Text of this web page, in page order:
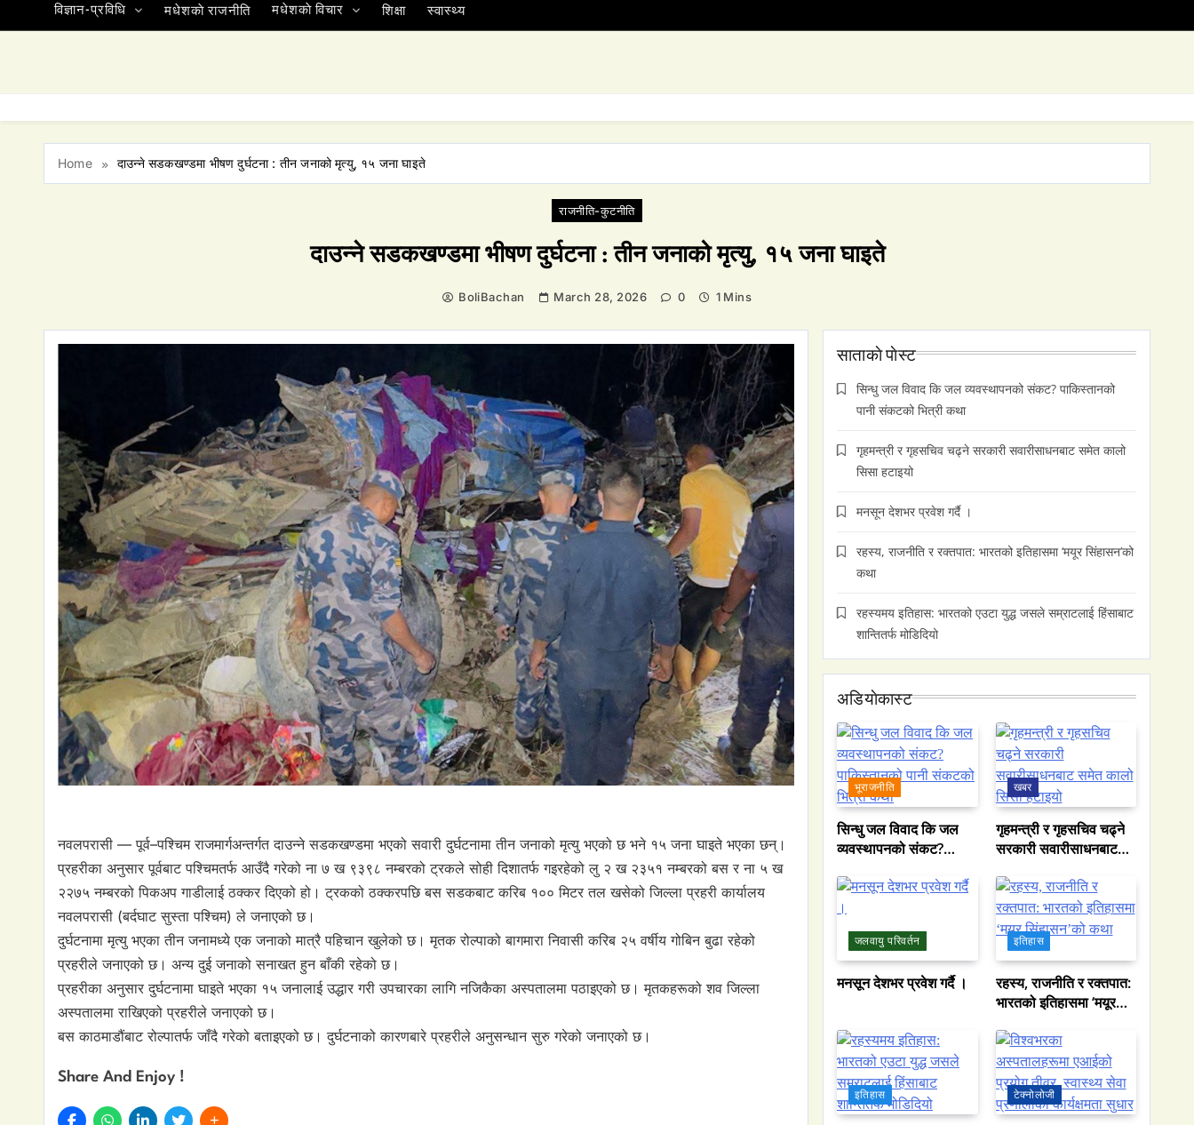
विज्ञान-प्रविधि
मधेशकाे राजनीति मधेशकाे विचार शिक्षा स्वास्थ्य
Home दाउन्ने सडकखण्डमा भीषण दुर्घटना : तीन जनाको मृत्यु, १५ जना घाइते
राजनीति-कुटनीति
दाउन्ने सडकखण्डमा भीषण दुर्घटना : तीन जनाको मृत्यु, १५ जना घाइते
BoliBachan March 28, 2026 0 1 Mins
नवलपरासी — पूर्व–पश्चिम राजमार्गअन्तर्गत दाउन्ने सडकखण्डमा भएको सवारी दुर्घटनामा तीन जनाको मृत्यु भएको छ भने १५ जना घाइते भएका छन्।
प्रहरीका अनुसार पूर्वबाट पश्चिमतर्फ आउँदै गरेको ना ७ ख ९३९८ नम्बरको ट्रकले सोही दिशातर्फ गइरहेको लु २ ख २३५१ नम्बरको बस र ना ५ ख
२२७५ नम्बरको पिकअप गाडीलाई ठक्कर दिएको हो। ट्रकको ठक्करपछि बस सडकबाट करिब १०० मिटर तल खसेको जिल्ला प्रहरी कार्यालय
नवलपरासी (बर्दघाट सुस्ता पश्चिम) ले जनाएको छ।
दुर्घटनामा मृत्यु भएका तीन जनामध्ये एक जनाको मात्रै पहिचान खुलेको छ। मृतक रोल्पाको बागमारा निवासी करिब २५ वर्षीय गोबिन बुढा रहेको
प्रहरीले जनाएको छ। अन्य दुई जनाको सनाखत हुन बाँकी रहेको छ।
प्रहरीका अनुसार दुर्घटनामा घाइते भएका १५ जनालाई उद्धार गरी उपचारका लागि नजिकैका अस्पतालमा पठाइएको छ। मृतकहरूको शव जिल्ला
अस्पतालमा राखिएको प्रहरीले जनाएको छ।
बस काठमाडौंबाट रोल्पातर्फ जाँदै गरेको बताइएको छ। दुर्घटनाको कारणबारे प्रहरीले अनुसन्धान सुरु गरेको जनाएको छ।
Share And Enjoy !
साताकाे पाेस्ट
सिन्धु जल विवाद कि जल व्यवस्थापनको संकट? पाकिस्तानको
पानी संकटको भित्री कथा
गृहमन्त्री र गृहसचिव चढ्ने सरकारी सवारीसाधनबाट समेत कालो
सिसा हटाइयो
मनसून देशभर प्रवेश गर्दै ।
रहस्य, राजनीति र रक्तपात: भारतको इतिहासमा ‘मयूर सिंहासन’को
कथा
रहस्यमय इतिहास: भारतको एउटा युद्ध जसले सम्राटलाई हिंसाबाट
शान्तितर्फ मोडिदियो
अडियाेकास्ट
भूराजनीति
सिन्धु जल विवाद कि जल
व्यवस्थापनको संकट?
भित्री कथा
खबर
गृहमन्त्री र गृहसचिव चढ्ने
सरकारी सवारीसाधनबाट
जलवायु परिवर्तन
मनसून देशभर प्रवेश गर्दै ।
इतिहास
रहस्य, राजनीति र रक्तपात:
भारतको इतिहासमा ‘मयूर
इतिहास टेक्नोलोजी